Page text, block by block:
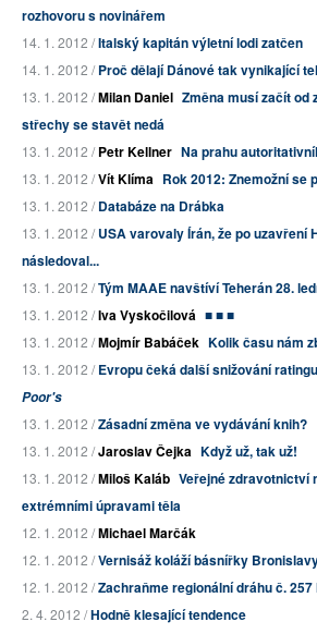
rozhovoru s novinářem
14. 1. 2012 /Italský kapitán výletní lodi zatčen
14. 1. 2012 /Proč dělají Dánové tak vynikající
13. 1. 2012 /Milan Daniel Změna musí začít od
střechy se stavět nedá
13. 1. 2012 /Petr Kellner Na prahu
13. 1. 2012 /Vít Klíma Rok 2012: Znemožní se
13. 1. 2012 /Databáze na Drábka
13. 1. 2012 /USA varovaly Írán, že po uzavření
následoval...
13. 1. 2012 /Tým MAAE navštíví Teherán 28.
13. 1. 2012 /Iva Vyskočilová ■ ■ ■
13. 1. 2012 /Mojmír Babáček Kolik času nám
13. 1. 2012 /Evropu čeká další snižování
Poor's
13. 1. 2012 /Zásadní změna ve vydávání knih?
13. 1. 2012 /Jaroslav Čejka Když už, tak už!
13. 1. 2012 /Miloš Kaláb Veřejné zdravotnictví
extrémními úpravami těla
12. 1. 2012 /Michael Marčák
12. 1. 2012 /Vernisáž koláží básnířky
12. 1. 2012 /Zachraňme regionální dráhu č.
2. 4. 2012 /Hodně klesající tendence